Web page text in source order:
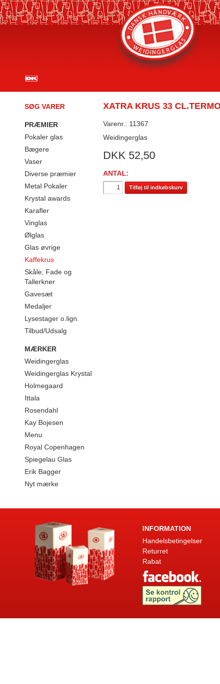
SØG VARER
PRÆMIER
Pokaler glas
Bægere
Vaser
Diverse præmier
Metal Pokaler
Krystal awards
Karafler
Vinglas
Ølglas
Glas øvrige
Kaffekrus
Skåle, Fade og
Tallerkner
Gavesæt
Medaljer
Lysestager o.lign.
Tilbud/Udsalg
MÆRKER
Weidingerglas
Weidingerglas Krystal
Holmegaard
Ittala
Rosendahl
Kay Bojesen
Menu
Royal Copenhagen
Spiegelau Glas
Erik Bagger
Nyt mærke
XATRA KRUS 33
Varenr.: 11367
Weidingerglas
DKK 52,50
ANTAL:
Tilføj til indkøbskurv
INFORMATION
Handelsbetingelser
Returret
Rabat